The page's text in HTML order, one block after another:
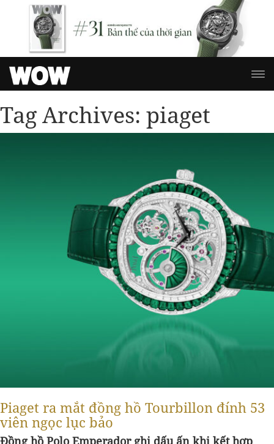
Tag Archives: piaget
Piaget ra mắt đồng hồ Tourbillon đính 53
viên ngọc lục bảo